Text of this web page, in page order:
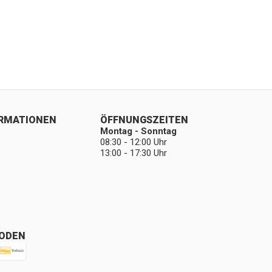
ÖFFNUNGSZEITEN
Montag - Sonntag
08:30 - 12:00 Uhr
13:00 - 17:30 Uhr